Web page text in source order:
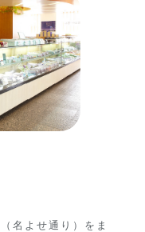
名よせ通り）をま